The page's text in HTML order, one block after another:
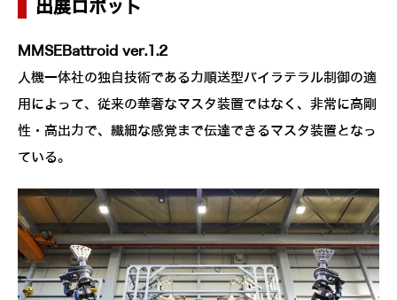
出展ロボット
MMSEBattroid ver.1.2
人機一体社の独自技術である力順送型バイラテラル制御の適
用によって、従来の華奢なマスタ装置ではなく、非常に高剛
性・高出力で、繊細な感覚まで伝達できるマスタ装置となっ
ている。